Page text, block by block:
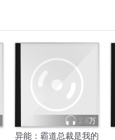
2.8万
异能：霸道总裁是我的